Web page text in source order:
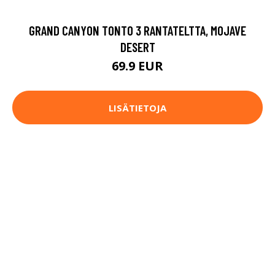
GRAND CANYON TONTO 3 RANTATELTTA, MOJAVE
DESERT
69.9 EUR
LISÄTIETOJA